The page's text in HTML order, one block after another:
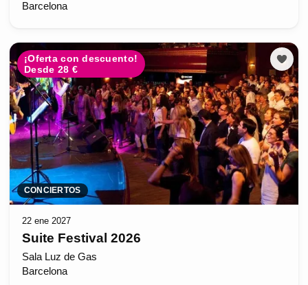
Barcelona
¡Oferta con descuento!
Desde 28 €
CONCIERTOS
22 ene 2027
Suite Festival 2026
Sala Luz de Gas
Barcelona